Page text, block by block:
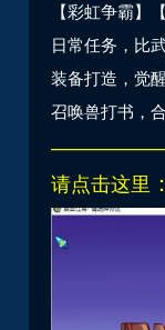
【彩虹争霸】
日常任务，比
装备打造，觉
召唤兽打书，
请点击这里